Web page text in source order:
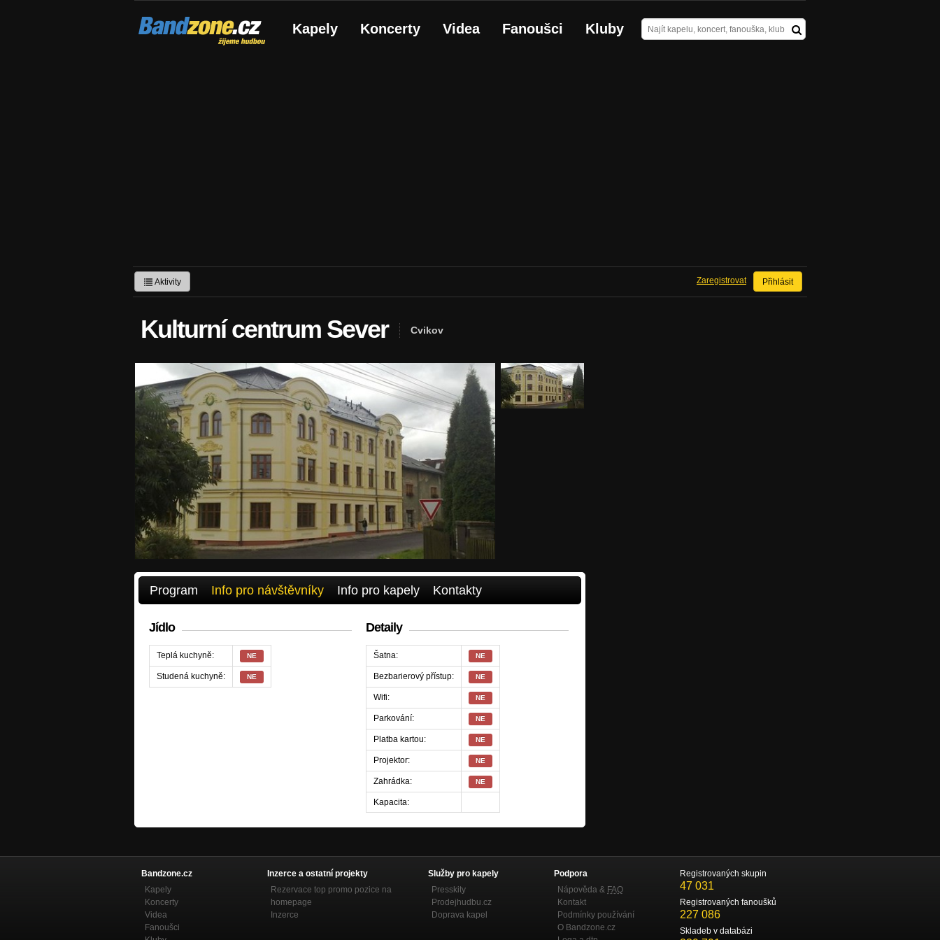
Bandzone.cz
žijeme hudbou Kapely Koncerty Videa Fanoušci Kluby
Aktivity Přihlásit
Zaregistrovat
Kulturní centrum Sever Cvikov
Program Info pro návštěvníky Info pro kapely Kontakty
Jídlo
Teplá kuchyně: NE
Studená kuchyně: NE
Detaily
Šatna: NE
Bezbarierový přístup: NE
Wifi: NE
Parkování: NE
Platba kartou: NE
Projektor: NE
Zahrádka: NE
Kapacita:
Bandzone.cz
Kapely
Koncerty
Videa
Fanoušci
Inzerce a ostatní projekty
Rezervace top promo pozice na
homepage
Inzerce
Služby pro kapely
Presskity
Prodejhudbu.cz
Doprava kapel
Podpora
Nápověda & FAQ
Kontakt
Podmínky používání
O Bandzone.cz
Registrovaných skupin
47 031
Registrovaných fanoušků
227 086
Skladeb v databázi